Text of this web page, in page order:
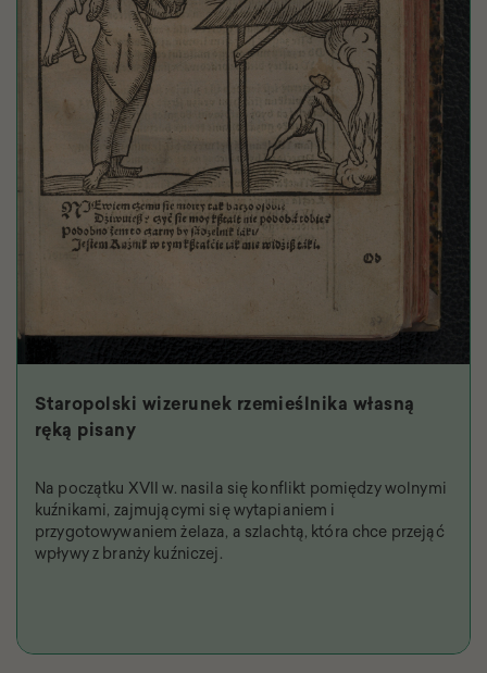
Staropolski wizerunek rzemieślnika własną
ręką pisany
Na początku XVII w. nasila się konflikt pomiędzy wolnymi
kuźnikami, zajmującymi się wytapianiem i
przygotowywaniem żelaza, a szlachtą, która chce przejąć
wpływy z branży kuźniczej.